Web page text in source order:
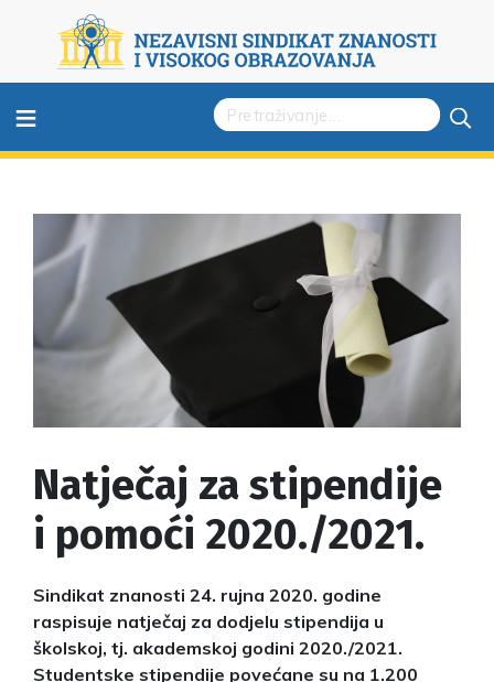
≡
Natječaj za stipendije
i pomoći 2020./2021.
Sindikat znanosti 24. rujna 2020. godine
raspisuje natječaj za dodjelu stipendija u
školskoj, tj. akademskoj godini 2020./2021.
Studentske stipendije povećane su na 1.200